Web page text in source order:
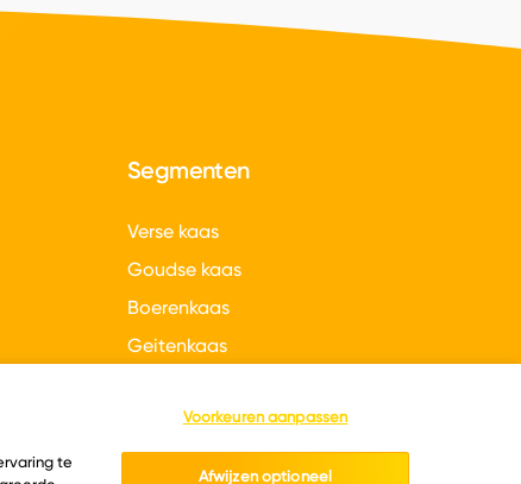
Segmenten
Verse kaas
Goudse kaas
Boerenkaas
Geitenkaas
te
Voorkeuren aanpassen
Afwijzen optioneel